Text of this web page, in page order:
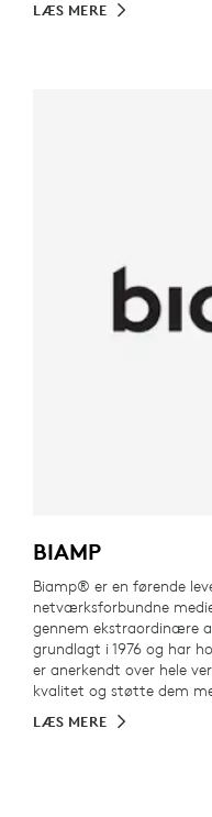
LÆS MERE
BIAMP
Biamp® er en førende
netværksforbundne
gennem ekstraordinære
grundlagt i 1976 og har
er anerkendt over hele
kvalitet og støtte dem
LÆS MERE